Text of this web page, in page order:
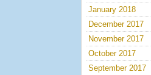
January 2018
December 2017
November 2017
October 2017
September 2017